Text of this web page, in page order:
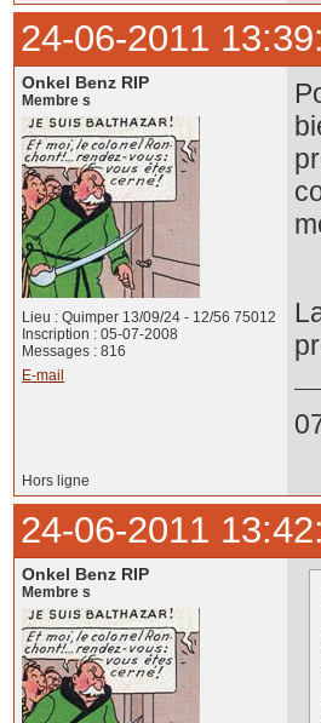
24-06-2011
Onkel Benz RIP
Membre s
Lieu : Quimper 13/09/24 - 12/56 75012
Inscription : 05-07-2008
Messages : 816
E-mail
Hors ligne
24-06-2011
Onkel Benz RIP
Membre s